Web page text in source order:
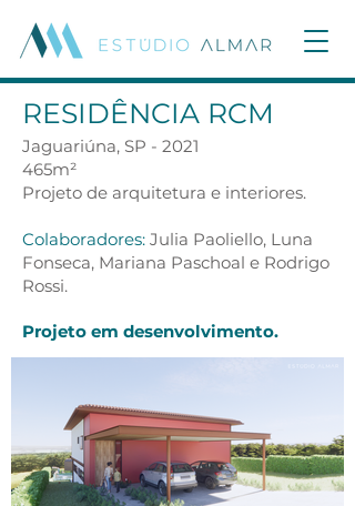
Jaguariúna, SP - 2021
465m²
Projeto de arquitetura e interiores.
Colaboradores: Julia Paoliello, Luna
Fonseca, Mariana Paschoal e Rodrigo
Rossi.
Projeto em desenvolvimento.
RESIDÊNCIA RCM